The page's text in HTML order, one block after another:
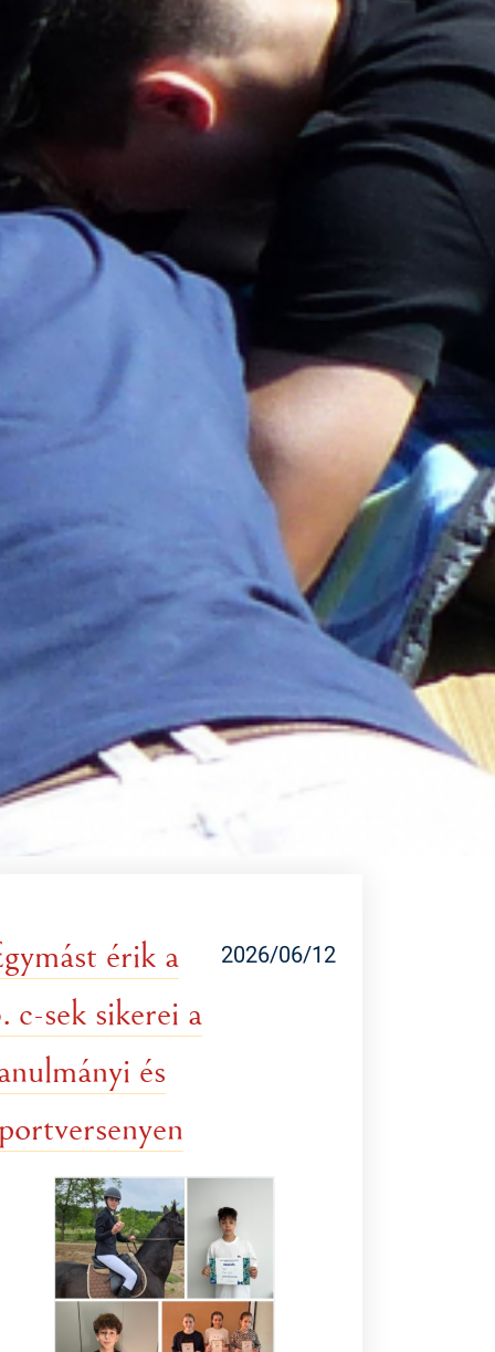
2026/06/12
érik a
c-sek sikerei a
és